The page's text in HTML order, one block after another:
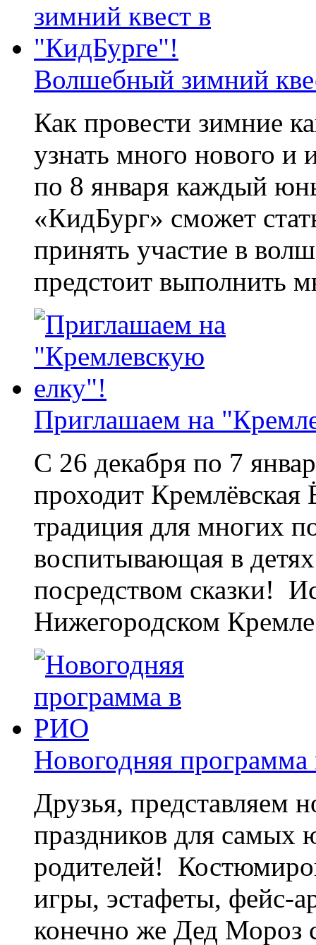
Волшебный зимний
Как провести зимние
узнать много нового и
по 8 января каждый
«КидБург» сможет
принять участие в
предстоит выполнить
Приглашаем на
С 26 декабря по 7
проходит Кремлёвская
традиция для многих
воспитывающая в
посредством сказки!
Нижегородском
Новогодняя
Друзья, представляем
праздников для
родителей!
игры, эстафеты, фейс-
конечно же Дед Мороз